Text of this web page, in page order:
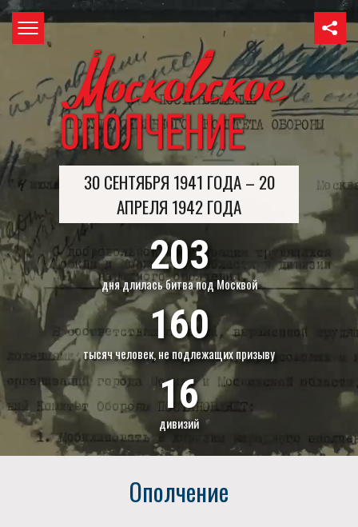
30 СЕНТЯБРЯ 1941 ГОДА – 20
АПРЕЛЯ 1942 ГОДА
203
дня длилась битва под Москвой
160
тысяч человек, не подлежащих призыву
16
дивизий
Ополчение